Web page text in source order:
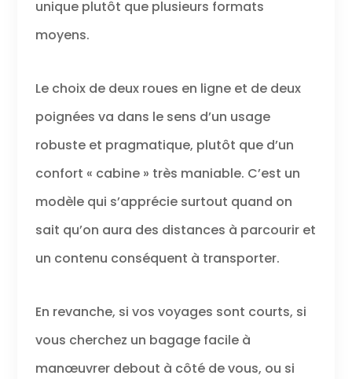
unique plutôt que plusieurs formats
moyens.
Le choix de deux roues en ligne et de deux
poignées va dans le sens d’un usage
robuste et pragmatique, plutôt que d’un
confort « cabine » très maniable. C’est un
modèle qui s’apprécie surtout quand on
sait qu’on aura des distances à parcourir et
un contenu conséquent à transporter.
En revanche, si vos voyages sont courts, si
vous cherchez un bagage facile à
manœuvrer debout à côté de vous, ou si